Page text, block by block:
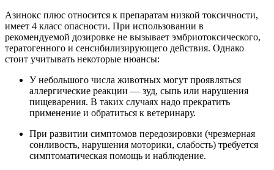
Азинокс плюс относится к препаратам низкой токсичности,
имеет 4 класс опасности. При использовании в
рекомендуемой дозировке не вызывает эмбриотоксического,
тератогенного и сенсибилизирующего действия. Однако
стоит учитывать некоторые нюансы:
У небольшого числа животных могут проявляться
аллергические реакции — зуд, сыпь или нарушения
пищеварения. В таких случаях надо прекратить
применение и обратиться к ветеринару.
При развитии симптомов передозировки (чрезмерная
сонливость, нарушения моторики, слабость) требуется
симптоматическая помощь и наблюдение.